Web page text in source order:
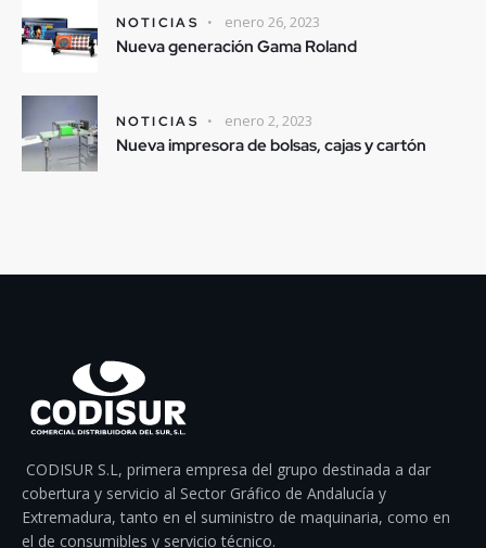
NOTICIAS enero 26, 2023
Nueva generación Gama Roland
NOTICIAS enero 2, 2023
Nueva impresora de bolsas, cajas y cartón
CODISUR S.L, primera empresa del grupo destinada a dar
cobertura y servicio al Sector Gráfico de Andalucía y
Extremadura, tanto en el suministro de maquinaria, como en
el de consumibles y servicio técnico.